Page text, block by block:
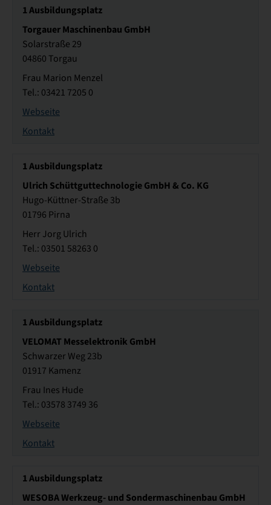
1Ausbildungsplatz
Torgauer Maschinenbau GmbH
Solarstraße 29
04860 Torgau
Frau Marion Menzel
Tel.: 03421 7205 0
Webseite
Kontakt
1Ausbildungsplatz
Ulrich Schüttguttechnologie GmbH & Co. KG
Hugo-Küttner-Straße 3b
01796 Pirna
Herr Jorg Ulrich
Tel.: 03501 58263 0
Webseite
Kontakt
1Ausbildungsplatz
VELOMAT Messelektronik GmbH
Schwarzer Weg 23b
01917 Kamenz
Frau Ines Hude
Tel.: 03578 3749 36
Webseite
Kontakt
1Ausbildungsplatz
WESOBA Werkzeug- und Sondermaschinenbau GmbH